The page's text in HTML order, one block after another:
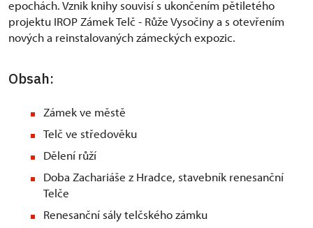
epochách. Vznik knihy souvisí s ukončením pětiletého
projektu IROP Zámek Telč - Růže Vysočiny a s otevřením
nových a reinstalovaných zámeckých expozic.
Obsah:
Zámek ve městě
Telč ve středověku
Dělení růží
Doba Zachariáše z Hradce, stavebník renesanční
Telče
Renesanční sály telčského zámku